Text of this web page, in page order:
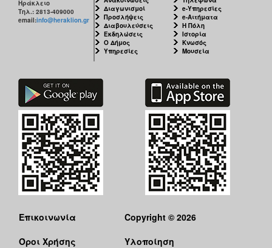
Ηράκλειο
Τηλ.: 2813-409000
email:info@heraklion.gr
Διαγωνισμοί
Προσλήψεις
Διαβουλεύσεις
Εκδηλώσεις
Ο Δήμος
Υπηρεσίες
e-Υπηρεσίες
e-Αιτήματα
Η Πόλη
Ιστορία
Κνωσός
Μουσεία
Επικοινωνία
Όροι Χρήσης
Copyright © 2026
Υλοποίηση